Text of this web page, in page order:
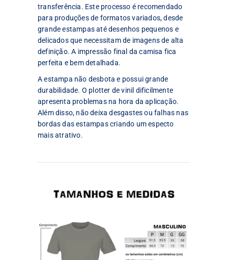
transferência. Este processo é recomendado
para produções de formatos variados, desde
grande estampas até desenhos pequenos e
delicados que necessitam de imagens de alta
definição. A impressão final da camisa fica
perfeita e bem detalhada.
A estampa não desbota e possui grande
durabilidade. O plotter de vinil dificilmente
apresenta problemas na hora da aplicação.
Além disso, não deixa desgastes ou falhas nas
bordas das estampas criando um especto
mais atrativo.